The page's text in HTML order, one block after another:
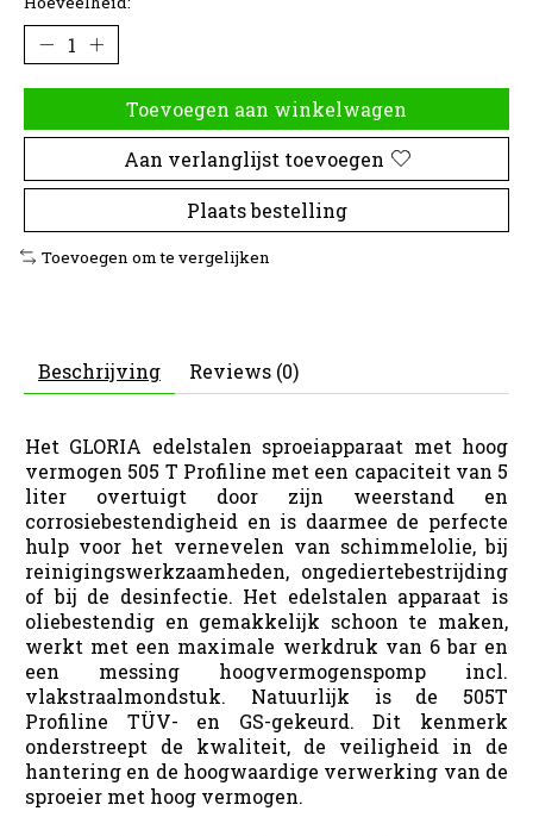
Toevoegen aan winkelwagen
Aan verlanglijst toevoegen
Plaats bestelling
Toevoegen om te vergelijken
Beschrijving Reviews (0)
Het GLORIA edelstalen sproeiapparaat met hoog
vermogen 505 T Profiline met een capaciteit van 5
liter overtuigt door zijn weerstand en
corrosiebestendigheid en is daarmee de perfecte
hulp voor het vernevelen van schimmelolie, bij
reinigingswerkzaamheden, ongediertebestrijding
of bij de desinfectie. Het edelstalen apparaat is
oliebestendig en gemakkelijk schoon te maken,
werkt met een maximale werkdruk van 6 bar en
een messing hoogvermogenspomp incl.
vlakstraalmondstuk. Natuurlijk is de 505T
Profiline TÜV- en GS-gekeurd. Dit kenmerk
onderstreept de kwaliteit, de veiligheid in de
hantering en de hoogwaardige verwerking van de
sproeier met hoog vermogen.